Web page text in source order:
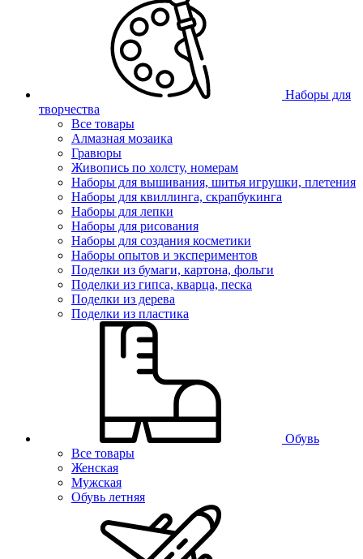
Наборы для
творчества
Все товары
Алмазная мозаика
Гравюры
Живопись по холсту, номерам
Наборы для вышивания, шитья игрушки, плетения
Наборы для квиллинга, скрапбукинга
Наборы для лепки
Наборы для рисования
Наборы для создания косметики
Наборы опытов и экспериментов
Поделки из бумаги, картона, фольги
Поделки из гипса, кварца, песка
Поделки из дерева
Поделки из пластика
Обувь
Все товары
Женская
Мужская
Обувь летняя